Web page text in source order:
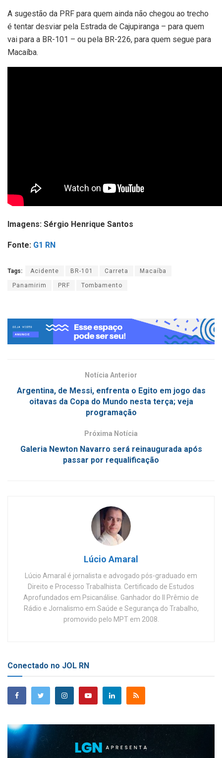
A sugestão da PRF para quem ainda não chegou ao trecho
é tentar desviar pela Estrada de Cajupiranga – para quem
vai para a BR-101 – ou pela BR-226, para quem segue para
Macaíba.
Imagens: Sérgio Henrique Santos
Fonte: G1 RN
Tags: Acidente BR-101 Carreta Macaíba
Panamirim PRF Tombamento
Notícia Anterior
Argentina, de Messi, enfrenta o Egito em jogo das
oitavas da Copa do Mundo nesta terça; veja
programação
Próxima Notícia
Galeria Newton Navarro será reinaugurada após
passar por requalificação
Lúcio Amaral
Lúcio Amaral é jornalista e advogado pós-graduado em
Direito e Processo Trabalhista. Certificado de Estudos
Aprofundados em Psicanálise. Ganhador do II Prêmio de
Rádio e Jornalismo em Saúde e Segurança do Trabalho,
promovido pelo MPT em 2008.
Conectado no JOL RN